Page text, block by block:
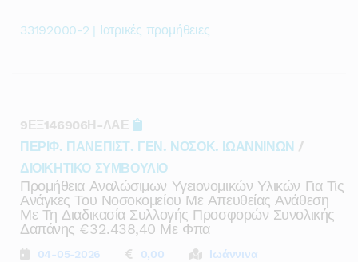
33192000-2 | Ιατρικές προμήθειες
9ΕΞ146906Η-ΛΑΕ
ΠΕΡΙΦ. ΠΑΝΕΠΙΣΤ. ΓΕΝ. ΝΟΣΟΚ. ΙΩΑΝΝΙΝΩΝ /
ΔΙΟΙΚΗΤΙΚΟ ΣΥΜΒΟΥΛΙΟ
Προμήθεια Αναλώσιμων Υγειονομικών Υλικών Για Τις
Ανάγκες Του Νοσοκομείου Με Απευθείας Ανάθεση
Με Τη Διαδικασία Συλλογής Προσφορών Συνολικής
Δαπάνης €32.438,40 Με Φπα
04-05-2026 0,00 Ιωάννινα